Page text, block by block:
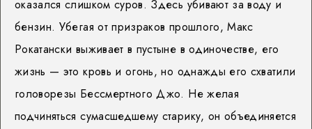
оказался слишком суров. Здесь убивают за воду и
бензин. Убегая от призраков прошлого, Макс
Рокатански выживает в пустыне в одиночестве, его
жизнь — это кровь и огонь, но однажды его схватили
головорезы Бессмертного Джо. Не желая
подчиняться сумасшедшему старику, он объединяется